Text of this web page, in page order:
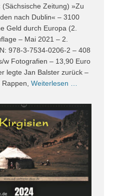
Zeitung) »Zu
nach Dublin« – 3100
Geld durch Europa (2.
– Mai 2021 – 2.
978-3-7534-0206-2 – 408
w Fotografien – 13,90 Euro
legte Jan Balster zurück –
Weiterlesen …